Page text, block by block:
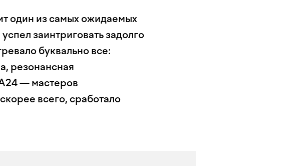
один из самых ожидаемых
заинтриговать задолго
буквально все:
резонансная
— мастеров
всего, сработало